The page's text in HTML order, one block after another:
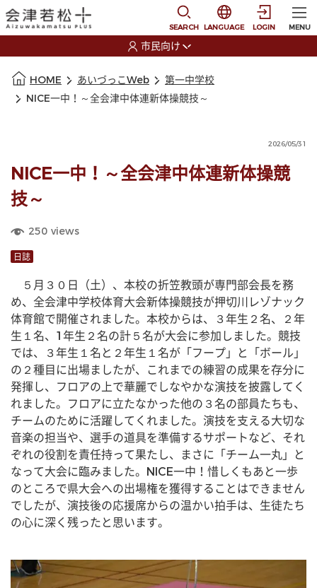
SEARCH
選択すると言語の切
LANGUAGE LOGIN MENU
市民向け
HOME あいづっこWeb
第一中学校
NICE一中！～全会津中体連新体操競技～
2026/05/31
NICE一中！～全会津中体連新体操競
技～
250 views
日誌
５月３０日（土）、本校の折笠教頭が専門部会長を務
め、全会津中学校体育大会新体操競技が押切川レゾナック
体育館で開催されました。本校からは、３年生２名、２年
生１名、1年生２名の計５名が大会に参加しました。競技
では、３年生１名と２年生１名が「フープ」と「ボール」
の２種目に出場ましたが、これまでの練習の成果を存分に
発揮し、フロアの上で華麗でしなやかな演技を披露してく
れました。フロアに立たなかった他の３名の部員たちも、
チームのために活躍してくれました。演技を支える大切な
音楽の担当や、選手の道具を準備するサポートなど、それ
ぞれの役割を責任持って果たし、まさに「チーム一丸」と
なって大会に臨みました。NICE一中！惜しくもあと一歩
のところで県大会への出場権を獲得することはできません
でしたが、演技後の応援席からの温かい拍手は、生徒たち
の心に深く残ったと思います。